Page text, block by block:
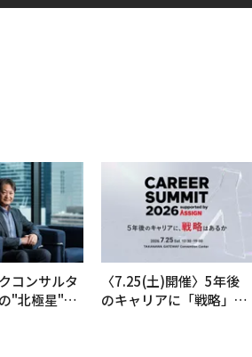
コンサルタ
"北極星"。
〈7.25(土)開催〉5年後
のキャリアに「戦略」は